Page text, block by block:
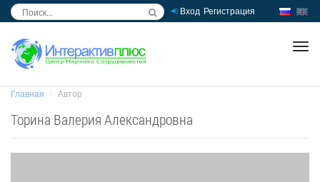
Вход Регистрация
Главная Автор
Торина Валерия Александровна